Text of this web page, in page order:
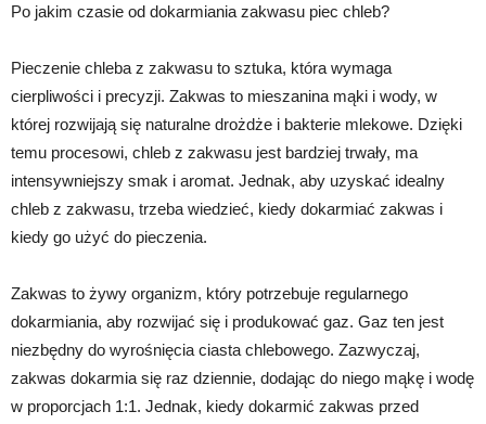
Po jakim czasie od dokarmiania zakwasu piec chleb?
Pieczenie chleba z zakwasu to sztuka, która wymaga
cierpliwości i precyzji. Zakwas to mieszanina mąki i wody, w
której rozwijają się naturalne drożdże i bakterie mlekowe. Dzięki
temu procesowi, chleb z zakwasu jest bardziej trwały, ma
intensywniejszy smak i aromat. Jednak, aby uzyskać idealny
chleb z zakwasu, trzeba wiedzieć, kiedy dokarmiać zakwas i
kiedy go użyć do pieczenia.
Zakwas to żywy organizm, który potrzebuje regularnego
dokarmiania, aby rozwijać się i produkować gaz. Gaz ten jest
niezbędny do wyrośnięcia ciasta chlebowego. Zazwyczaj,
zakwas dokarmia się raz dziennie, dodając do niego mąkę i wodę
w proporcjach 1:1. Jednak, kiedy dokarmić zakwas przed